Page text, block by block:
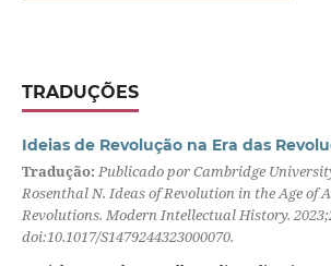
TRADUÇÕES
Ideias de Revolução na Era das
Tradução: Publicado por Cambridge
Rosenthal N. Ideas of Revolution in the Age of
Revolutions. Modern Intellectual History.
doi:10.1017/S1479244323000070.